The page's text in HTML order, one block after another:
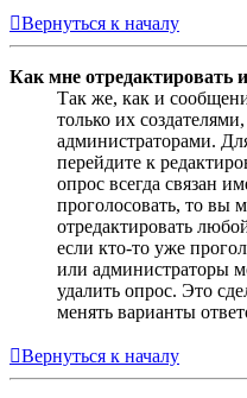
Вернуться к началу
Как мне отредактировать
Так же, как и
только их
администраторами.
перейдите к
опрос всегда связан
проголосовать, то вы
отредактировать
если кто-то уже
или администраторы
удалить опрос. Это
менять варианты
Вернуться к началу